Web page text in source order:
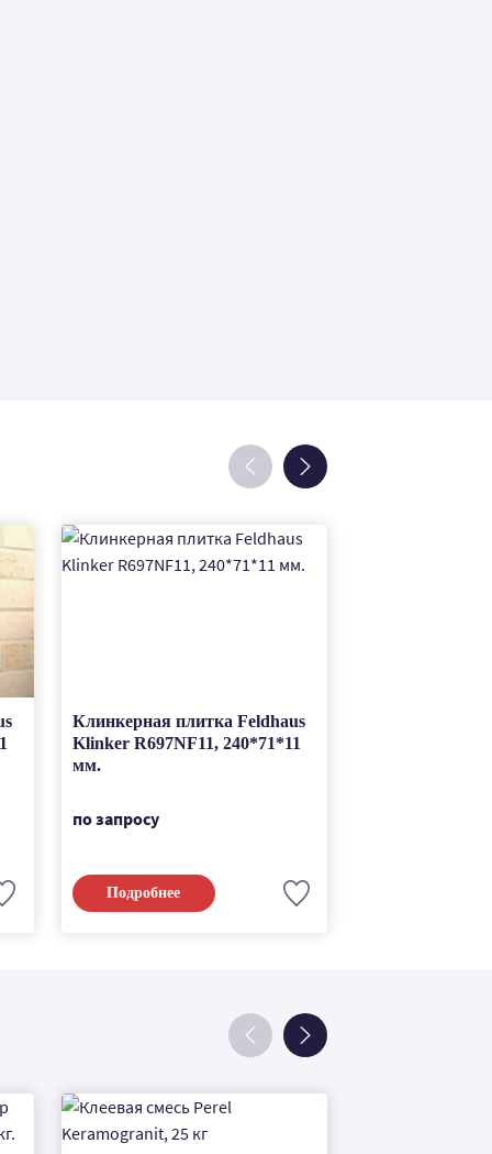
Клинкерная плитка Feldhaus
Klinker R697NF11, 240*71*11
мм.
по запросу
Подробнее